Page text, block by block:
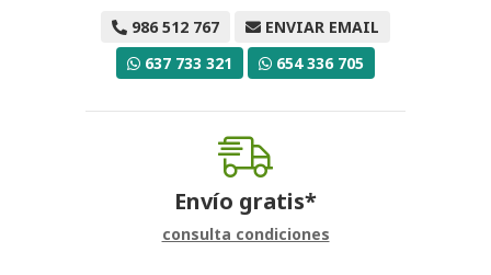
986 512 767
ENVIAR EMAIL
637 733 321
654 336 705
Envío gratis*
consulta condiciones